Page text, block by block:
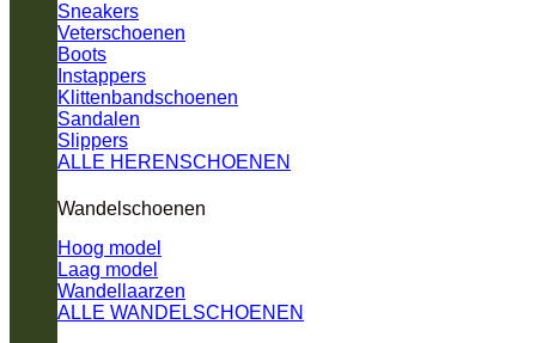
Sneakers
Veterschoenen
Boots
Instappers
Klittenbandschoenen
Sandalen
Slippers
ALLE HERENSCHOENEN
Wandelschoenen
Hoog model
Laag model
Wandellaarzen
ALLE WANDELSCHOENEN